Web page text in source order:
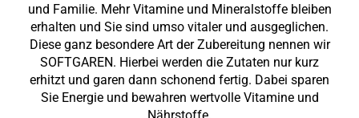
und Familie. Mehr Vitamine und Mineralstoffe bleiben
erhalten und Sie sind umso vitaler und ausgeglichen.
Diese ganz besondere Art der Zubereitung nennen wir
SOFTGAREN. Hierbei werden die Zutaten nur kurz
erhitzt und garen dann schonend fertig. Dabei sparen
Sie Energie und bewahren wertvolle Vitamine und